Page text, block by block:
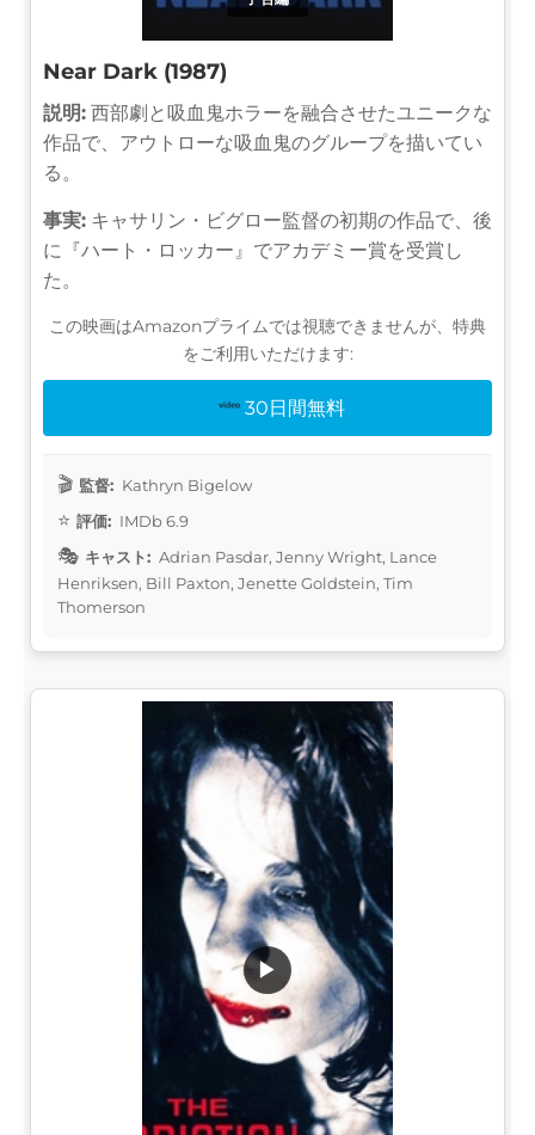
Near Dark (1987)
説明: 西部劇と吸血鬼ホラーを融合させたユニークな
作品で、アウトローな吸血鬼のグループを描いてい
る。
事実: キャサリン・ビグロー監督の初期の作品で、後
に『ハート・ロッカー』でアカデミー賞を受賞し
た。
この映画はAmazonプライムでは視聴できませんが、特典
をご利用いただけます:
30日間無料
監督: Kathryn Bigelow
評価: IMDb 6.9
キャスト: Adrian Pasdar, Jenny Wright, Lance
Henriksen, Bill Paxton, Jenette Goldstein, Tim
Thomerson
▶